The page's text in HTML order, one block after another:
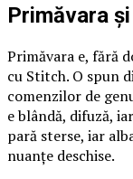
Primăvara
Primăvara e, fără
cu Stitch. O spun
comenzilor de
e blândă, difuză,
pară sterse, iar
nuanțe deschise.